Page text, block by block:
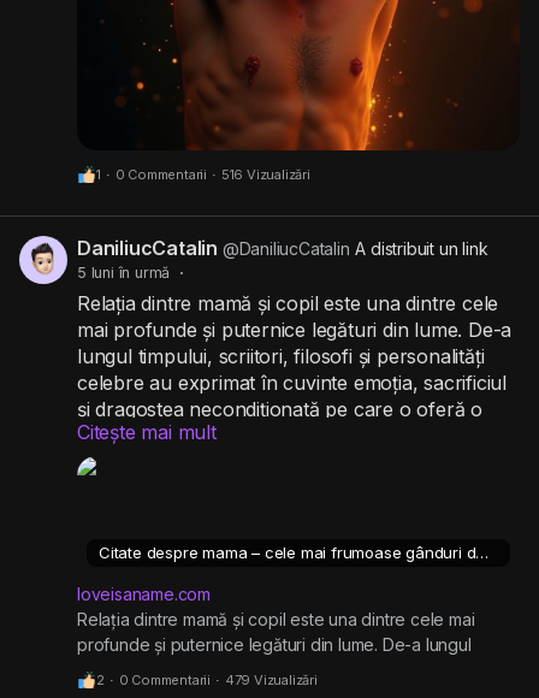
1 · 0 Commentarii · 516 Vizualizări
DaniliucCatalin @DaniliucCatalin A distribuit un link
5 luni în urmă ·
Relația dintre mamă și copil este una dintre cele
mai profunde și puternice legături din lume. De-a
lungul timpului, scriitori, filosofi și personalități
celebre au exprimat în cuvinte emoția, sacrificiul
și dragostea necondiționată pe care o oferă o
mamă. Dacă ești în căutare de citate despre
mama pentru a le dedica sau pentru a-ți exprima
https://loveisaname.com/citate-despre-mama-
cele-mai-frumoase-ganduri-despre-iubirea-
materna/
Citește mai mult
Citate despre mama – cele mai frumoase gânduri despre iubirea maternă
loveisaname.com
Relația dintre mamă și copil este una dintre cele mai
profunde și puternice legături din lume. De-a lungul
timpului, scriitori, filosofi și personalități
2 · 0 Commentarii · 479 Vizualizări